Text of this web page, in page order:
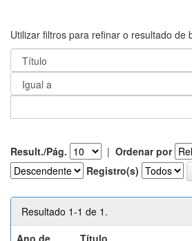
Utilizar filtros para refinar o resultado de
Result./Pág. | Ordenar por
Registro(s)
Resultado 1-1 de 1.
Ano de
Título